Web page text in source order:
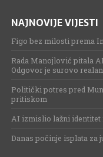
NAJNOVIJE VIJESTI
Figo bez milosti prema
Rada Manojlović pitala
Odgovor je surovo realan
Politički potres pred
pritiskom
AI izmislio lažni
Danas počinje isplata za